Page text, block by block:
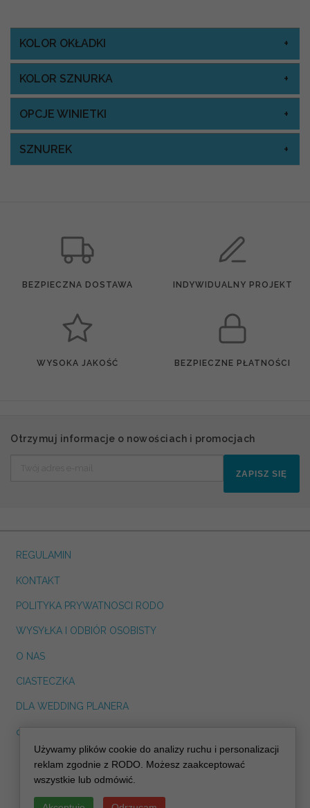
KOLOR OKŁADKI
KOLOR SZNURKA
OPCJE WINIETKI
SZNUREK
BEZPIECZNA DOSTAWA INDYWIDUALNY PROJEKT
WYSOKA JAKOŚĆ BEZPIECZNE PŁATNOŚCI
Otrzymuj informacje o nowościach i promocjach
ZAPISZ SIĘ
REGULAMIN
KONTAKT
POLITYKA PRYWATNOSCI RODO
WYSYŁKA I ODBIÓR OSOBISTY
O NAS
CIASTECZKA
DLA WEDDING PLANERA
dreskot.com
info@decoris.pl
Używamy plików cookie do analizy ruchu i personalizacji
reklam zgodnie z RODO. Możesz zaakceptować
wszystkie lub odmówić.